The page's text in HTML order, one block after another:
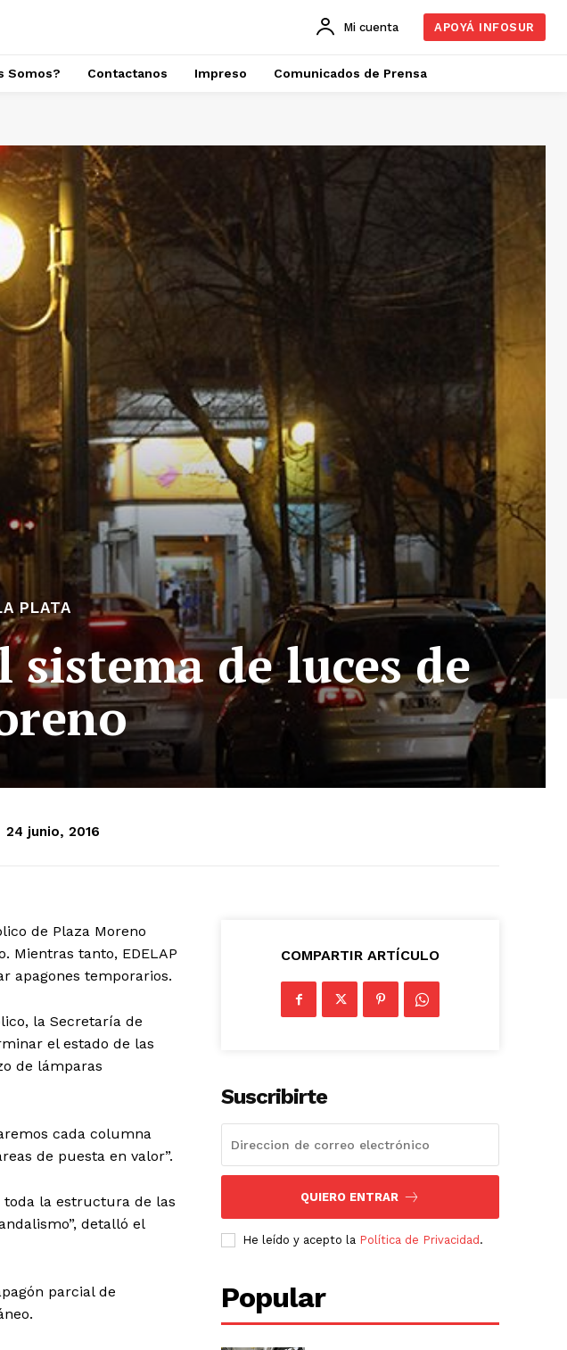
Mi cuenta APOYÁ INFOSUR
Somos? Contactanos Impreso Comunicados de Prensa
PLATA
de luces de
24 junio, 2016
de Plaza Moreno
Mientras tanto, EDELAP
apagones temporarios.
la Secretaría de
el estado de las
de lámparas
cada columna
de puesta en valor”.
toda la estructura de las
detalló el
parcial de
COMPARTIR ARTÍCULO
Suscribirte
QUIERO ENTRAR
He leído y acepto la Política de Privacidad .
Popular